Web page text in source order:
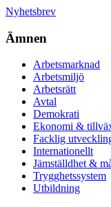
Nyhetsbrev
Ämnen
Arbetsmarknad
Arbetsmiljö
Arbetsrätt
Avtal
Demokrati
Ekonomi &
Facklig
Internationellt
Jämställdhet &
Trygghetssystem
Utbildning